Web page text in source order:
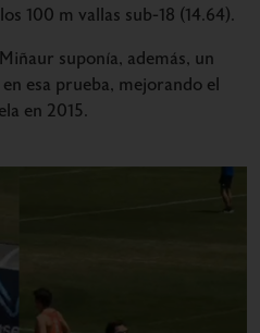
100 m vallas sub-18 (14.64).
suponía, además, un
esa prueba, mejorando el
en 2015.